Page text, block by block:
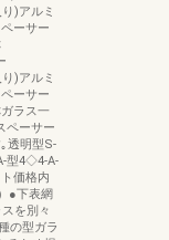
)アルミ
ーサー
)アルミ
ーサー
ラス一
ペーサー
透明型S-
型4◇4-A-
価格内
●下表網
を別々
の型ガラ